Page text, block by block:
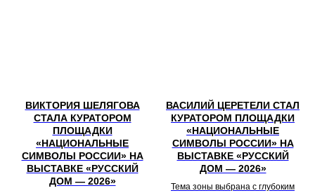
ВИКТОРИЯ ШЕЛЯГОВА
СТАЛА КУРАТОРОМ
ПЛОЩАДКИ
«НАЦИОНАЛЬНЫЕ
СИМВОЛЫ РОССИИ» НА
ВЫСТАВКЕ «РУССКИЙ
ДОМ — 2026»
ВАСИЛИЙ ЦЕРЕТЕЛИ СТАЛ
КУРАТОРОМ ПЛОЩАДКИ
«НАЦИОНАЛЬНЫЕ
СИМВОЛЫ РОССИИ» НА
ВЫСТАВКЕ «РУССКИЙ
ДОМ — 2026»
Тема зоны выбрана с глубоким